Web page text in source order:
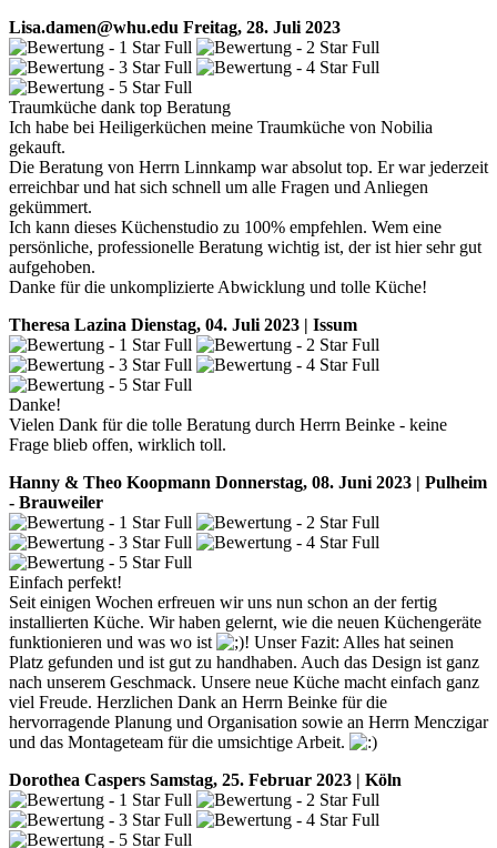
Lisa.damen@whu.edu Freitag, 28. Juli 2023
Traumküche dank top Beratung
Ich habe bei Heiligerküchen meine Traumküche von Nobilia
gekauft.
Die Beratung von Herrn Linnkamp war absolut top. Er war jederzeit
erreichbar und hat sich schnell um alle Fragen und Anliegen
gekümmert.
Ich kann dieses Küchenstudio zu 100% empfehlen. Wem eine
persönliche, professionelle Beratung wichtig ist, der ist hier sehr gut
aufgehoben.
Danke für die unkomplizierte Abwicklung und tolle Küche!
Theresa Lazina Dienstag, 04. Juli 2023 | Issum
Danke!
Vielen Dank für die tolle Beratung durch Herrn Beinke - keine
Frage blieb offen, wirklich toll.
Hanny & Theo Koopmann Donnerstag, 08. Juni 2023 | Pulheim
- Brauweiler
Einfach perfekt!
Seit einigen Wochen erfreuen wir uns nun schon an der fertig
installierten Küche. Wir haben gelernt, wie die neuen Küchengeräte
funktionieren und was wo ist
! Unser Fazit: Alles hat seinen
Platz gefunden und ist gut zu handhaben. Auch das Design ist ganz
nach unserem Geschmack. Unsere neue Küche macht einfach ganz
viel Freude. Herzlichen Dank an Herrn Beinke für die
hervorragende Planung und Organisation sowie an Herrn Menczigar
und das Montageteam für die umsichtige Arbeit.
Dorothea Caspers Samstag, 25. Februar 2023 | Köln